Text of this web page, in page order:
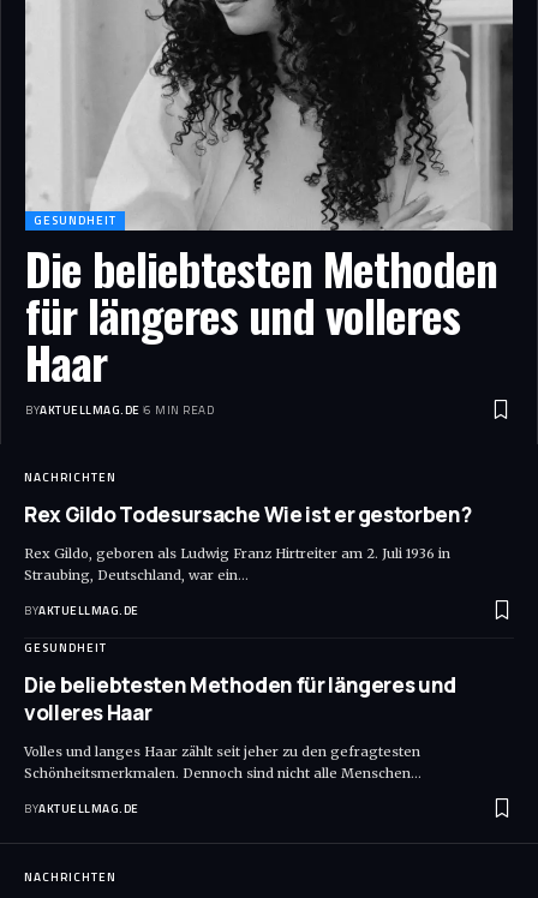
GESUNDHEIT
Die beliebtesten Methoden
für längeres und volleres
Haar
BYAKTUELLMAG.DE 6 MIN READ
NACHRICHTEN
Rex Gildo Todesursache Wie ist er gestorben?
Rex Gildo, geboren als Ludwig Franz Hirtreiter am 2. Juli 1936 in
Straubing, Deutschland, war ein…
BYAKTUELLMAG.DE
GESUNDHEIT
Die beliebtesten Methoden für längeres und
volleres Haar
Volles und langes Haar zählt seit jeher zu den gefragtesten
Schönheitsmerkmalen. Dennoch sind nicht alle Menschen…
BYAKTUELLMAG.DE
NACHRICHTEN